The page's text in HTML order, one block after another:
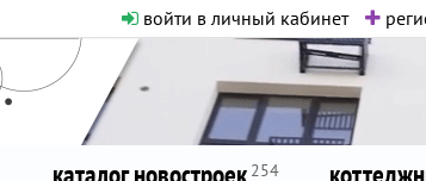
войти в личный кабинет
Никакого шок-
как он помогает вам.
254